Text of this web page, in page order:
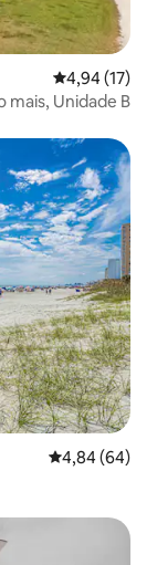
4,94 de uma
4,94 (17)
mais, Unidade B
4,84 de uma
4,84 (64)